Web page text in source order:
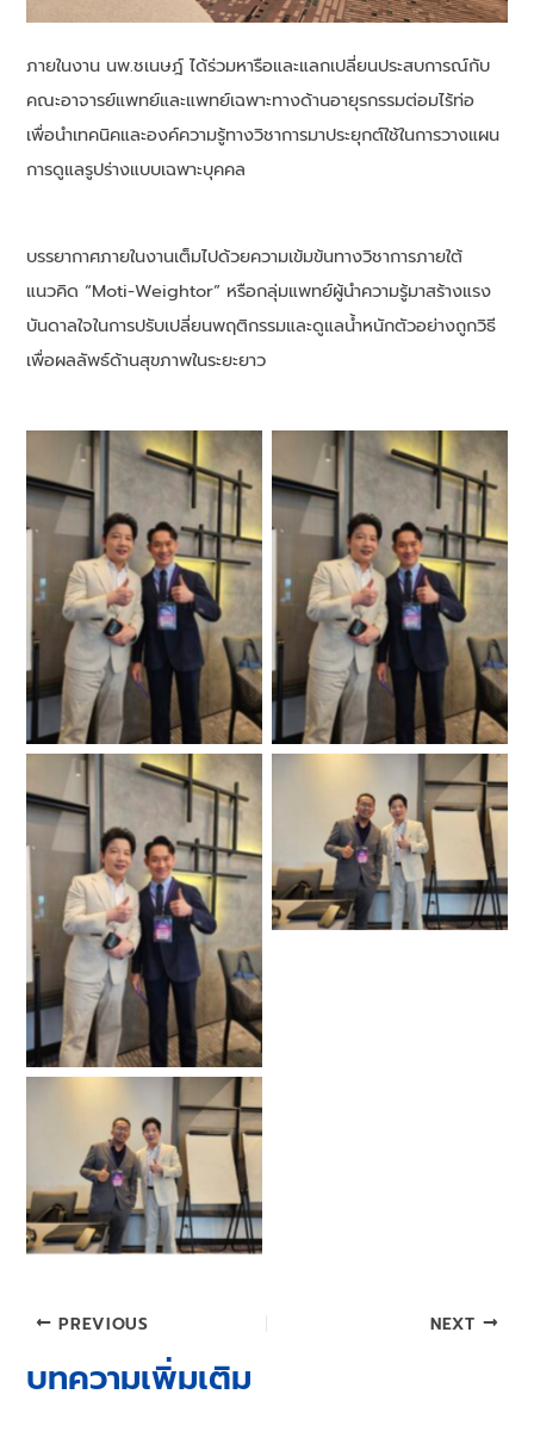
ภายในงาน นพ.ชเนษฎ์ ได้ร่วมหารือและแลกเปลี่ยนประสบการณ์กับ
คณะอาจารย์แพทย์และแพทย์เฉพาะทางด้านอายุรกรรมต่อมไร้ท่อ
เพื่อนำเทคนิคและองค์ความรู้ทางวิชาการมาประยุกต์ใช้ในการวางแผน
การดูแลรูปร่างแบบเฉพาะบุคคล
บรรยากาศภายในงานเต็มไปด้วยความเข้มข้นทางวิชาการภายใต้
แนวคิด “Moti-Weightor” หรือกลุ่มแพทย์ผู้นำความรู้มาสร้างแรง
บันดาลใจในการปรับเปลี่ยนพฤติกรรมและดูแลน้ำหนักตัวอย่างถูกวิธี
เพื่อผลลัพธ์ด้านสุขภาพในระยะยาว
Post
PREVIOUS NEXT
บทความเพิ่มเติม